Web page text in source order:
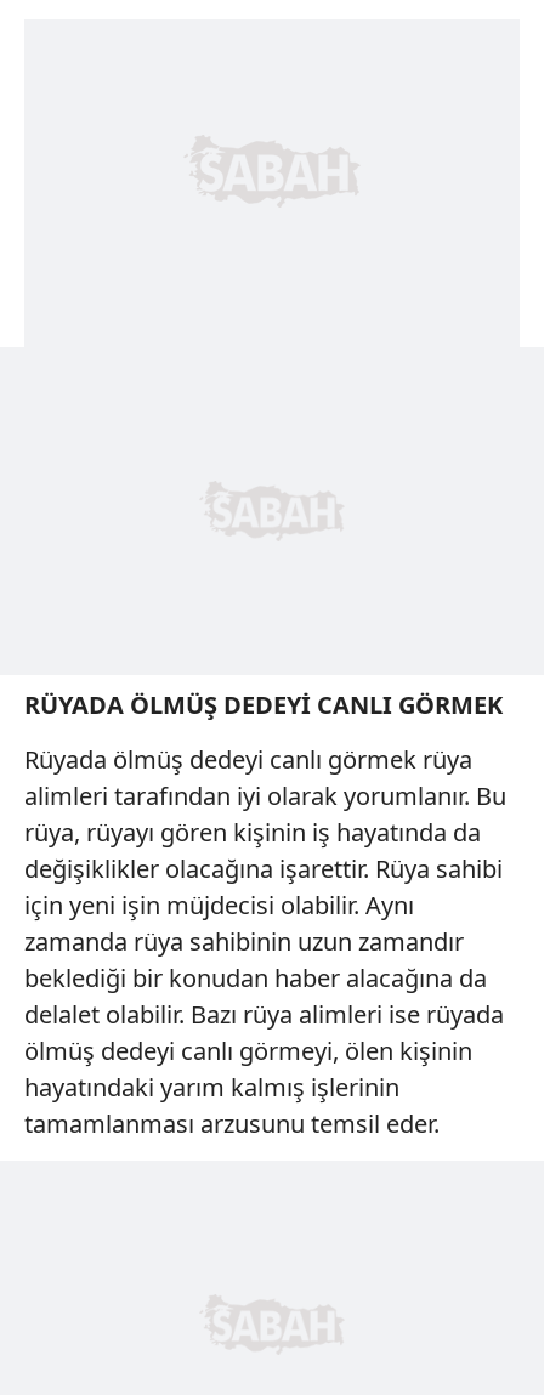
RÜYADA ÖLMÜŞ DEDEYİ CANLI GÖRMEK
Rüyada ölmüş dedeyi canlı görmek rüya
alimleri tarafından iyi olarak yorumlanır. Bu
rüya, rüyayı gören kişinin iş hayatında da
değişiklikler olacağına işarettir. Rüya sahibi
için yeni işin müjdecisi olabilir. Aynı
zamanda rüya sahibinin uzun zamandır
beklediği bir konudan haber alacağına da
delalet olabilir. Bazı rüya alimleri ise rüyada
ölmüş dedeyi canlı görmeyi, ölen kişinin
hayatındaki yarım kalmış işlerinin
tamamlanması arzusunu temsil eder.